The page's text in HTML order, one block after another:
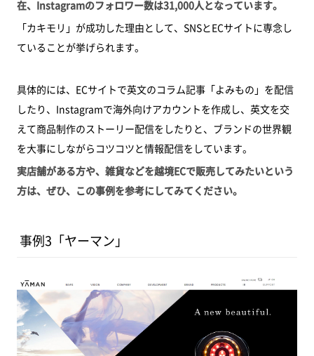
在、Instagramのフォロワー数は31,000人となっています。
「カキモリ」が成功した理由として、SNSとECサイトに専念し
ていることが挙げられます。
具体的には、ECサイトで英文のコラム記事「よみもの」を配信
したり、Instagramで海外向けアカウントを作成し、英文を交
えて商品制作のストーリー配信をしたりと、ブランドの世界観
を大事にしながらコツコツと情報配信をしています。
実店舗がある方や、雑貨などを越境ECで販売してみたいという
方は、ぜひ、この事例を参考にしてみてください。
事例3「ヤーマン」